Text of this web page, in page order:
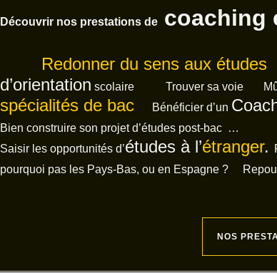
Découvrir nos prestations decoaching
Redonner du sens aux études
d’orientation scolaire Trouver sa voie Mûrir
spécialités de bac
Bénéficier d’un
Bien construire son projet d’études post-bac …
Saisir les opportunités d’études à l’étranger.
pourquoi pas les Pays-Bas, ou en Espagne ?
NOS